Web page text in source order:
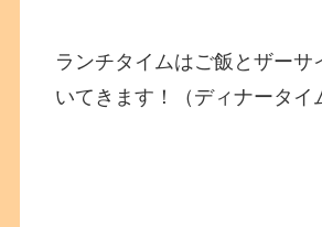
ランチタイムはご飯とザーサ
いてきます！（ディナータイ